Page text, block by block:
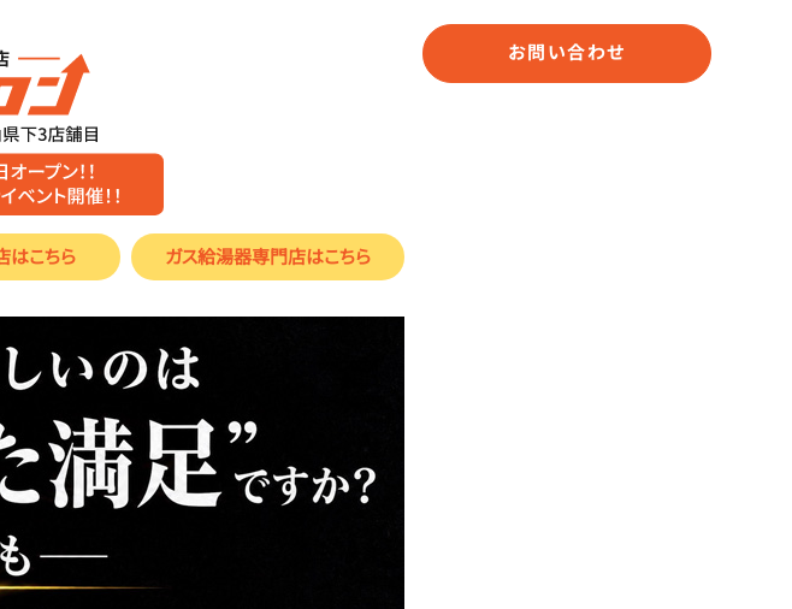
はこちら ガス給湯器専門店はこちら
お問い合わせ